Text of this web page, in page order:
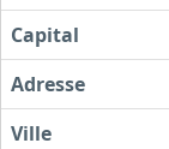
Capital
Adresse
Ville